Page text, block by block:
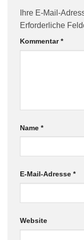
Ihre E-Mail-
Erforderliche
Kommentar*
Name *
E-Mail-Adresse *
Website